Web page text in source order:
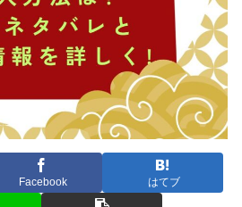
Facebook はてブ